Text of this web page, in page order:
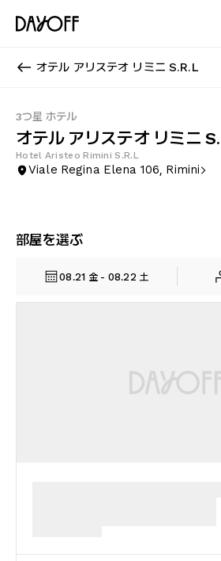
オテル アリステオ リミニ S.R.L
3つ星 ホテル
オテル アリステオ リミニ
Hotel Aristeo Rimini S.R.L
Viale Regina Elena 106, Rimini
部屋を選ぶ
08.21 金 - 08.22 土